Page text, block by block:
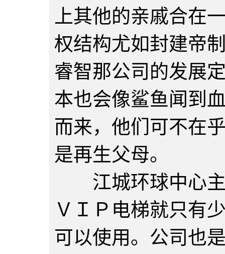
上其他的亲戚合在
权结构尤如封建帝
睿智那公司的发展
本也会像鲨鱼闻到
而来，他们可不在
是再生父母。
江城环球中心主
ＶＩＰ电梯就只有
可以使用。公司也